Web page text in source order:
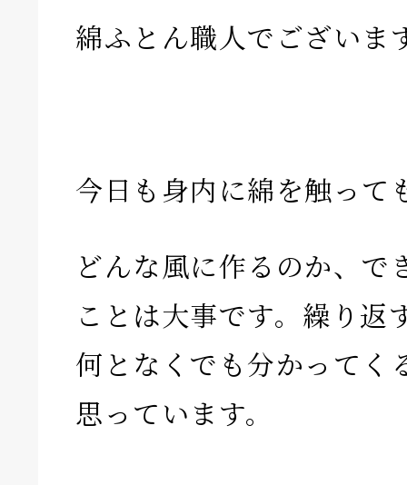
綿ふとん職人でございま
今日も身内に綿を触って
どんな風に作るのか、で
ことは大事です。繰り返
何となくでも分かってく
思っています。